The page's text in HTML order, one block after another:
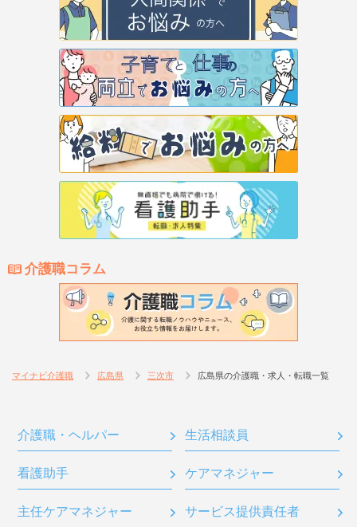
介護職コラム
マイナビ介護職 広島県 三次市 広島県の介護職・求人・転職一覧
介護職・ヘルパー 生活相談員
看護助手 ケアマネジャー
主任ケアマネジャー サービス提供責任者